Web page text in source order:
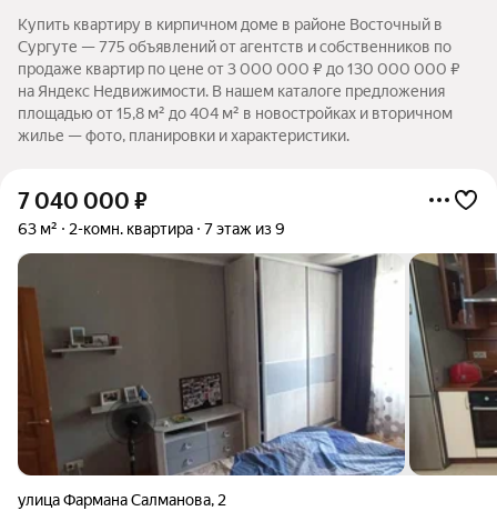
Купить квартиру в кирпичном доме в районе Восточный в
Сургуте — 775 объявлений от агентств и собственников по
продаже квартир по цене от 3 000 000 ₽ до 130 000 000 ₽
на Яндекс Недвижимости. В нашем каталоге предложения
площадью от 15,8 м² до 404 м² в новостройках и вторичном
жилье — фото, планировки и характеристики.
7 040 000 ₽
63 м² 2-комн. квартира 7 этаж из 9
улица Фармана Салманова, 2